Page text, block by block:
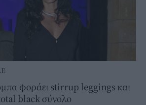
φοράει stirrup leggings και
black σύνολο